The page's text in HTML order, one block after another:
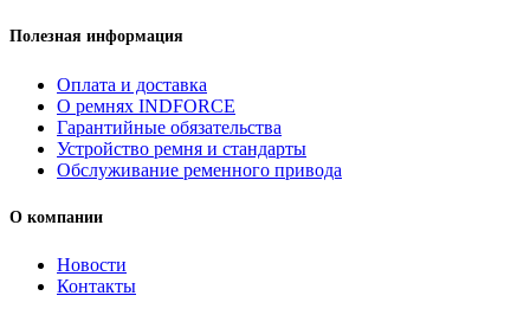
Полезная информация
Оплата и доставка
О ремнях INDFORCE
Гарантийные обязательства
Устройство ремня и стандарты
Обслуживание ременного привода
О компании
Новости
Контакты